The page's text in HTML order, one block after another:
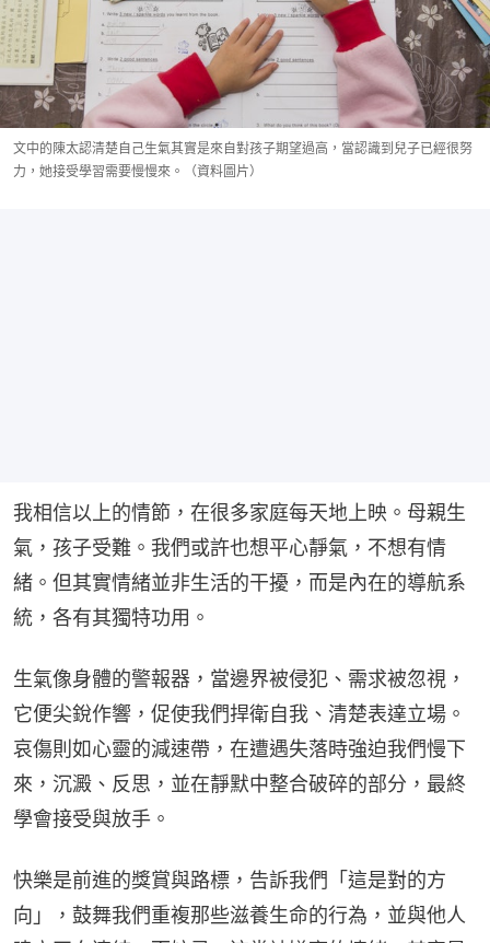
文中的陳太認清楚自己生氣其實是來自對孩子期望過高，當認識到兒子已經很努
力，她接受學習需要慢慢來。（資料圖片）
我相信以上的情節，在很多家庭每天地上映。母親生
氣，孩子受難。我們或許也想平心靜氣，不想有情
緒。但其實情緒並非生活的干擾，而是內在的導航系
統，各有其獨特功用。
生氣像身體的警報器，當邊界被侵犯、需求被忽視，
它便尖銳作響，促使我們捍衛自我、清楚表達立場。
哀傷則如心靈的減速帶，在遭遇失落時強迫我們慢下
來，沉澱、反思，並在靜默中整合破碎的部分，最終
學會接受與放手。
快樂是前進的獎賞與路標，告訴我們「這是對的方
向」，鼓舞我們重複那些滋養生命的行為，並與他人